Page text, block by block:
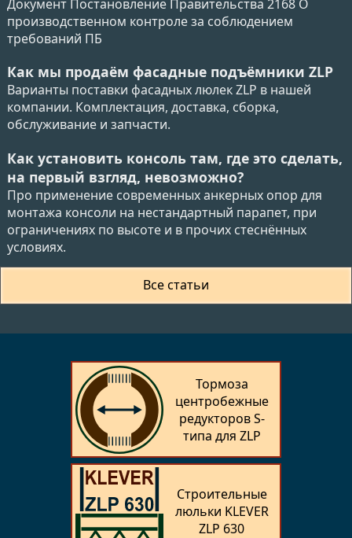
Документ Постановление Правительства 2168 О
производственном контроле за соблюдением
требований ПБ
Как мы продаём фасадные подъёмники ZLP
Варианты поставки фасадных люлек ZLP в нашей
компании. Комплектация, доставка, сборка,
обслуживание и запчасти.
Как установить консоль там, где это сделать,
на первый взгляд, невозможно?
Про применение современных анкерных опор для
монтажа консоли на нестандартный парапет, при
ограничениях по высоте и в прочих стеснённых
условиях.
Все статьи
Тормоза
центробежные
редукторов S-
типа для ZLP
Строительные
люльки KLEVER
ZLP 630